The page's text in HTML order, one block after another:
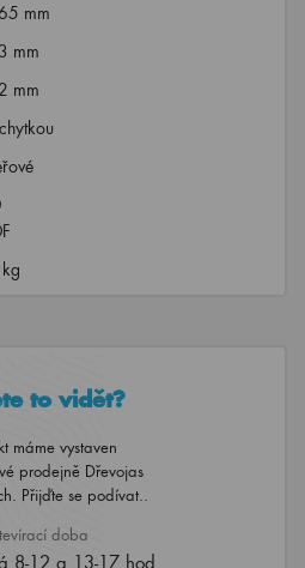
mm
mm
mm
to vidět?
máme vystaven
prodejně Dřevojas
Přijďte se podívat..
doba
8-12 a 13-17 hod